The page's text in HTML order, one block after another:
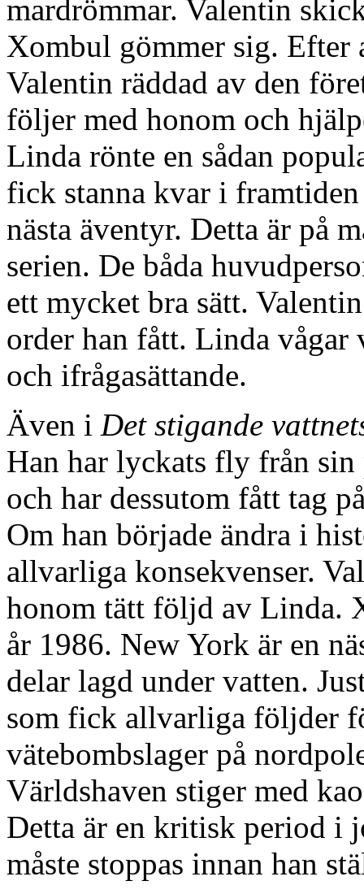
mardrömmar. Valentin
Xombul gömmer sig.
Valentin räddad av den
följer med honom och
Linda rönte en sådan
fick stanna kvar i
nästa äventyr. Detta är på
serien. De båda
ett mycket bra sätt.
order han fått. Linda
och ifrågasättande.
Även i Det stigande
Han har lyckats fly från
och har dessutom fått tag
Om han började ändra i
allvarliga konsekvenser.
honom tätt följd av Linda.
år 1986. New York är en
delar lagd under vatten.
som fick allvarliga följder
vätebombslager på
Världshaven stiger med
Detta är en kritisk period i
måste stoppas innan han